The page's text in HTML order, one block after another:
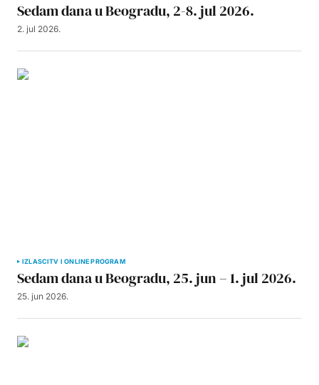
Sedam dana u Beogradu, 2-8. jul 2026.
2. jul 2026.
IZLASCITV I ONLINE PROGRAM
Sedam dana u Beogradu, 25. jun – 1. jul 2026.
25. jun 2026.